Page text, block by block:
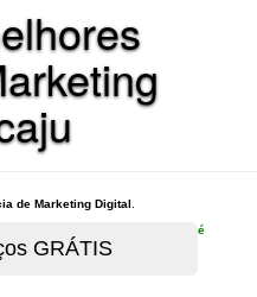
de Marketing Digital
é